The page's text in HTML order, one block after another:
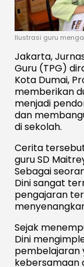
Ilustrasi guru
Jakarta,
Guru (TPG)
Kota Dumai,
memberikan
menjadi
dan
di sekolah.
Cerita
guru SD
Sebagai
Dini sangat
pengajaran
Sejak
Dini
pembelajaran
kebersamaan